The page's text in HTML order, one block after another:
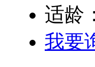
适龄
我要